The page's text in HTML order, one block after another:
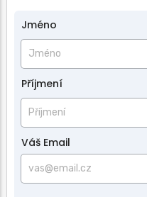
Jméno
a
příjmení
Jméno
Příjmení
Váš Email